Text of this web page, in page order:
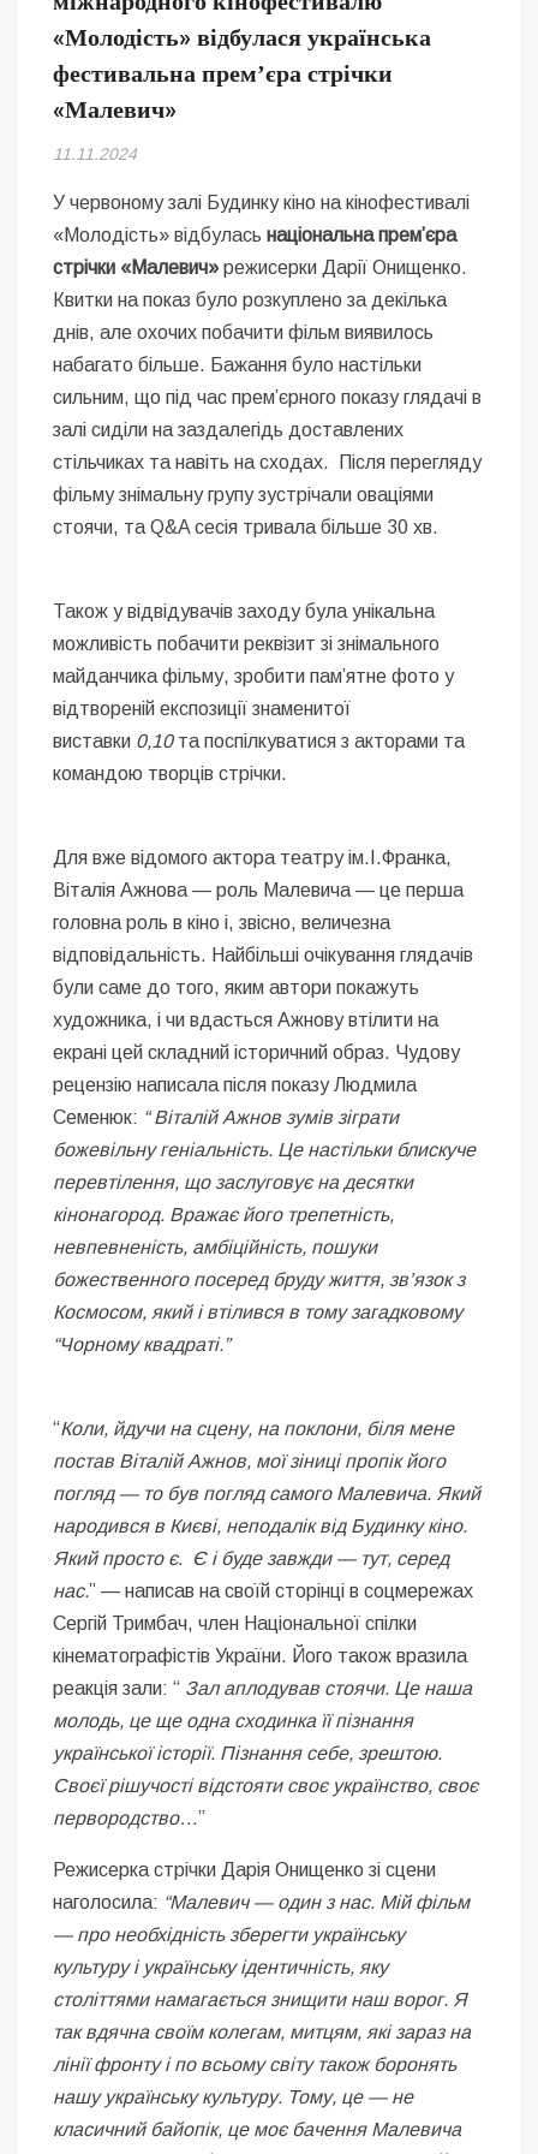
Безугла закликає валити Сирського
Світові бренди одягу та взуття: розвиток ринку та вплив на
сучасну моду
Командувач ВМС Неїжпапа закликав не дестабілізувати ситуацію
навколо керівництва армії
«Молодість» відбулася українська
фестивальна премʼєра стрічки
«Малевич»
11.11.2024
У червоному залі Будинку кіно на кінофестивалі
«Молодість» відбуласьнаціональна прем’єра
стрічки «Малевич» режисерки Дарії Онищенко.
Квитки на показ було розкуплено за декілька
днів, але охочих побачити фільм виявилось
набагато більше. Бажання було настільки
сильним, що під час прем’єрного показу глядачі в
залі сиділи на заздалегідь доставлених
стільчиках та навіть на сходах. Після перегляду
фільму знімальну групу зустрічали оваціями
стоячи, та Q&A сесія тривала більше 30 хв.
Також у відвідувачів заходу була унікальна
можливість побачити реквізит зі знімального
майданчика фільму, зробити памʼятне фото у
відтвореній експозиції знаменитої
виставки 0,10та поспілкуватися з акторами та
командою творців стрічки.
Для вже відомого актора театру ім.І.Франка,
Віталія Ажнова — роль Малевича — це перша
головна роль в кіно і, звісно, величезна
відповідальність. Найбільші очікування глядачів
були саме до того, яким автори покажуть
художника, і чи вдасться Ажнову втілити на
екрані цей складний історичний образ. Чудову
рецензію написала після показу Людмила
Семенюк: “ Віталій Ажнов зумів зіграти
божевільну геніальність. Це настільки блискуче
перевтілення, що заслуговує на десятки
кінонагород. Вражає його трепетність,
невпевненість, амбіційність, пошуки
божественного посеред бруду життя, зв’язок з
Космосом, який і втілився в тому загадковому
“Чорному квадраті.”
“Коли, йдучи на сцену, на поклони, біля мене
постав Віталій Ажнов, мої зіниці пропік його
погляд — то був погляд самого Малевича. Який
народився в Києві, неподалік від Будинку кіно.
Який просто є. Є і буде завжди — тут, серед
нас.” — написав на своїй сторінці в соцмережах
Сергій Тримбач, член Національної спілки
кінематографістів України. Його також вразила
реакція зали: “ Зал аплодував стоячи. Це наша
молодь, це ще одна сходинка її пізнання
української історії. Пізнання себе, зрештою.
Своєї рішучості відстояти своє українство, своє
первородство…”
Режисерка стрічки Дарія Онищенко зі сцени
наголосила: “Малевич — один з нас. Мій фільм
— про необхідність зберегти українську
культуру і українську ідентичність, яку
століттями намагається знищити наш ворог. Я
так вдячна своїм колегам, митцям, які зараз на
лінії фронту і по всьому світу також боронять
нашу українську культуру. Тому, це — не
класичний байопік, це моє бачення Малевича